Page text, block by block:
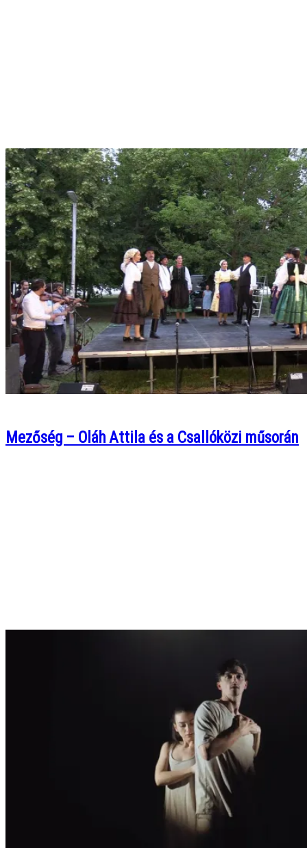
Mezőség – Oláh Attila és a Csallóközi műsorán